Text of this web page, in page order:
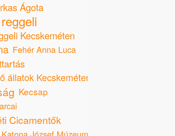
Ágota
Kecskeméten
Fehér Anna Luca
állatok Kecskeméten
Kecsap
Cicamentők